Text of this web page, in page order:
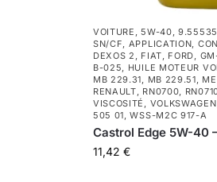
VOITURE ,5W-40,
SN/CF, APPLICATION,
DEXOS 2 , FIAT, FORD,
B-025, HUILE MOTEUR
MB 229.31, MB 229.51,
RENAULT, RN0700,
VISCOSITÉ , VOLKSWAGEN
505 01,WSS-M2C 917-A
Castrol Edge 5W-40
11,42 €